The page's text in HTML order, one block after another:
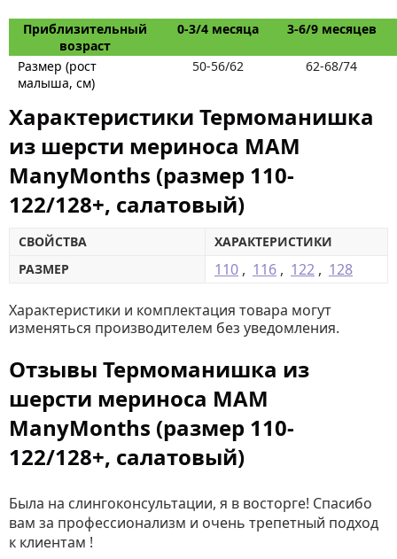
Приблизительный
возраст
0-3/4 месяца 3-6/9 месяцев
Размер (рост
малыша, см)
50-56/62 62-68/74
Характеристики Термоманишка
из шерсти мериноса MAM
ManyMonths (размер 110-
122/128+, салатовый)
СВОЙСТВА
ХАРАКТЕРИСТИКИ
РАЗМЕР
110 , 116 , 122 , 128
Характеристики и комплектация товара могут
изменяться производителем без уведомления.
Отзывы Термоманишка из
шерсти мериноса MAM
ManyMonths (размер 110-
122/128+, салатовый)
Была на слингоконсультации, я в восторге! Спасибо
вам за профессионализм и очень трепетный подход
к клиентам !